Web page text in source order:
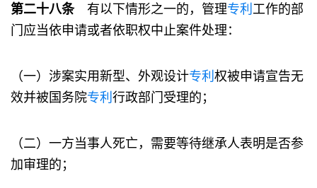
第二十八条有以下情形之一的，管理专利 工作的部
门应当依申请或者依职权中止案件处理：
（一）涉案实用新型、外观设计专利 权被申请宣告无
效并被国务院专利 行政部门受理的；
（二）一方当事人死亡，需要等待继承人表明是否参
加审理的；